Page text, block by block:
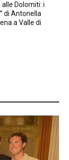
alle Dolomiti: i
di Antonella
a Valle di